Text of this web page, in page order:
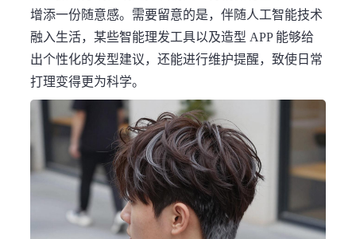
增添一份随意感。需要留意的是，伴随人工智能技术
融入生活，某些智能理发工具以及造型 APP 能够给
出个性化的发型建议，还能进行维护提醒，致使日常
打理变得更为科学。